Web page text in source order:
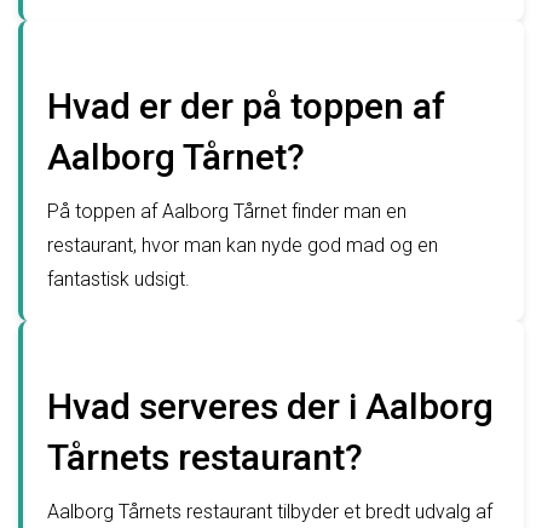
Hvad er der på toppen af
Aalborg Tårnet?
På toppen af Aalborg Tårnet finder man en
restaurant, hvor man kan nyde god mad og en
fantastisk udsigt.
Hvad serveres der i Aalborg
Tårnets restaurant?
Aalborg Tårnets restaurant tilbyder et bredt udvalg af